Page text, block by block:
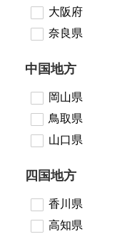
大阪府
奈良県
中国地方
岡山県
鳥取県
山口県
四国地方
香川県
高知県